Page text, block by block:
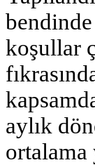
koşullar
aylık
ortalama